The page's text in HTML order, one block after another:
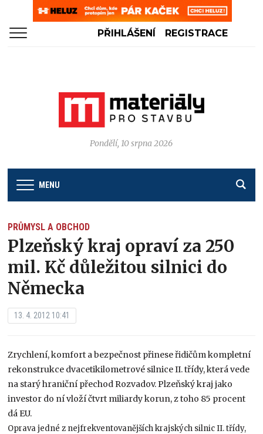
PŘIHLÁŠENÍ REGISTRACE
Pondělí, 10 srpna 2026
MENU
PRŮMYSL A OBCHOD
Plzeňský kraj opraví za 250
mil. Kč důležitou silnici do
Německa
13. 4. 2012 10:41
Zrychlení, komfort a bezpečnost přinese řidičům kompletní
rekonstrukce dvacetikilometrové silnice II. třídy, která vede
na starý hraniční přechod Rozvadov. Plzeňský kraj jako
investor do ní vloží čtvrt miliardy korun, z toho 85 procent
dá EU.
Oprava jedné z nejfrekventovanějších krajských silnic II. třídy,